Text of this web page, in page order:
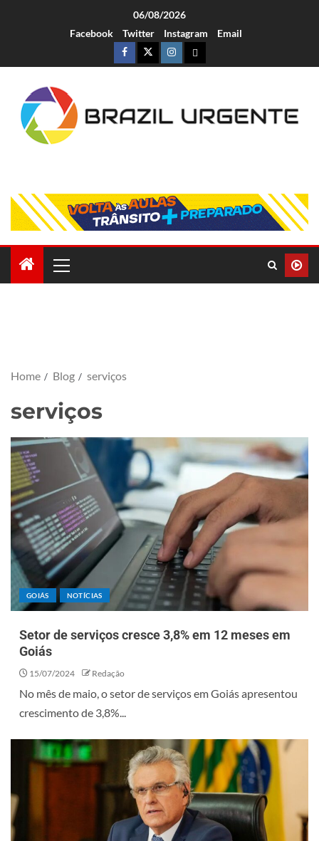
06/08/2026
Facebook
Twitter Instagram Email
Home Blog serviços
serviços
GOIÁS NOTÍCIAS
Setor de serviços cresce 3,8% em 12 meses em
Goiás
15/07/2024 Redação
No mês de maio, o setor de serviços em Goiás apresentou
crescimento de 3,8%...